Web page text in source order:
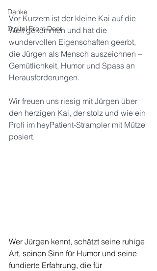
Danke
Digital Front Door
Vor Kurzem ist der kleine Kai auf die
Welt gekommen und hat die
wundervollen Eigenschaften geerbt,
die Jürgen als Mensch auszeichnen –
Gemütlichkeit, Humor und Spass an
Herausforderungen.
Wir freuen uns riesig mit Jürgen über
den herzigen Kai, der stolz und wie ein
Profi im heyPatient-Strampler mit Mütze
posiert.
Wer Jürgen kennt, schätzt seine ruhige
Art, seinen Sinn für Humor und seine
fundierte Erfahrung, die für